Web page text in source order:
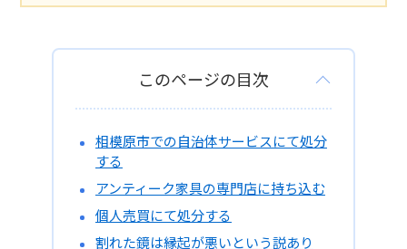
このページの目次
相模原市での自治体サービスにて処分
する
アンティーク家具の専門店に持ち込む
個人売買にて処分する
割れた鏡は縁起が悪いという説あり